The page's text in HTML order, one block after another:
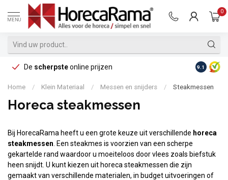
MENU
0
De scherpsteonline prijzen Op
9.1
Home / Klein Materiaal / Messen en snijders / Steakmessen
Horeca steakmessen
Bij HorecaRama heeft u een grote keuze uit verschillende horeca
steakmessen . Een steakmes is voorzien van een scherpe
gekartelde rand waardoor u moeiteloos door vlees zoals biefstuk
heen snijdt. U kunt kiezen uit horeca steakmessen die zijn
gemaakt van verschillende materialen, in budget uitvoeringen of